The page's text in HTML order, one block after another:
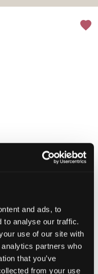
and ads, to
to analyse our traffic.
use of our site with
partners who
that you’ve
from your use
Stor